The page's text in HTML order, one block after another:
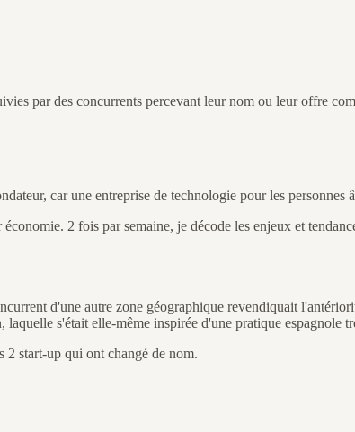
par des concurrents percevant leur nom ou leur offre
car une entreprise de technologie pour les
2 fois par semaine, je décode les enjeux et
d'une autre zone géographique revendiquait
s'était elle-même inspirée d'une pratique espagnole
2 start-up qui ont changé de nom.